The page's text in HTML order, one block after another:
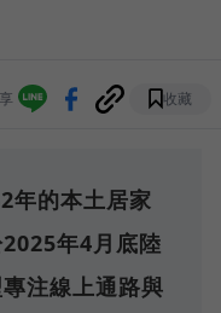
收藏
年的本土居家
年4月底陸
注線上通路與